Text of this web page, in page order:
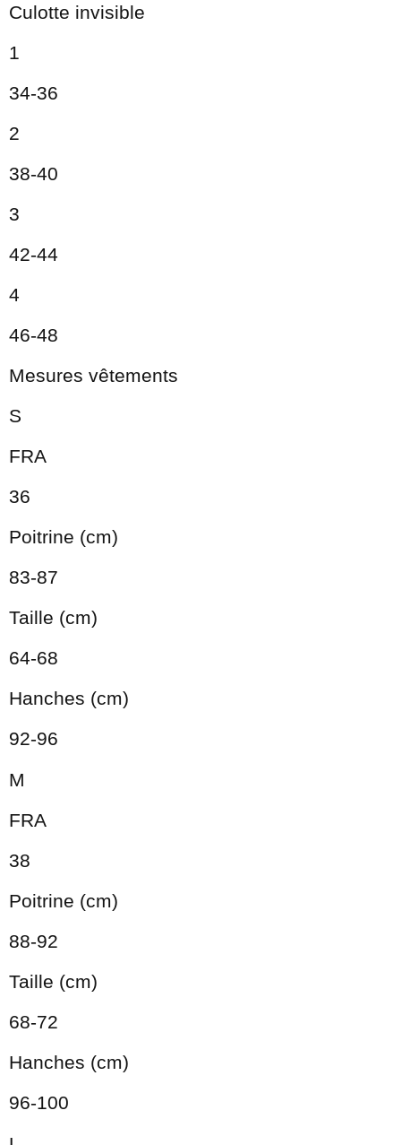
Culotte invisible
1
34-36
2
38-40
3
42-44
4
46-48
Mesures vêtements
S
FRA
36
Poitrine (cm)
83-87
Taille (cm)
64-68
Hanches (cm)
92-96
M
FRA
38
Poitrine (cm)
88-92
Taille (cm)
68-72
Hanches (cm)
96-100